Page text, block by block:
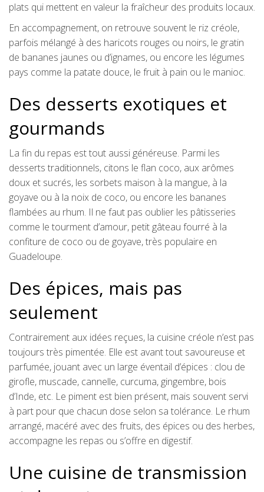
plats qui mettent en valeur la fraîcheur des produits locaux.
En accompagnement, on retrouve souvent le riz créole,
parfois mélangé à des haricots rouges ou noirs, le gratin
de bananes jaunes ou d’ignames, ou encore les légumes
pays comme la patate douce, le fruit à pain ou le manioc.
Des desserts exotiques et
gourmands
La fin du repas est tout aussi généreuse. Parmi les
desserts traditionnels, citons le flan coco, aux arômes
doux et sucrés, les sorbets maison à la mangue, à la
goyave ou à la noix de coco, ou encore les bananes
flambées au rhum. Il ne faut pas oublier les pâtisseries
comme le tourment d’amour, petit gâteau fourré à la
confiture de coco ou de goyave, très populaire en
Guadeloupe.
Des épices, mais pas
seulement
Contrairement aux idées reçues, la cuisine créole n’est pas
toujours très pimentée. Elle est avant tout savoureuse et
parfumée, jouant avec un large éventail d’épices : clou de
girofle, muscade, cannelle, curcuma, gingembre, bois
d’Inde, etc. Le piment est bien présent, mais souvent servi
à part pour que chacun dose selon sa tolérance. Le rhum
arrangé, macéré avec des fruits, des épices ou des herbes,
accompagne les repas ou s’offre en digestif.
Une cuisine de transmission